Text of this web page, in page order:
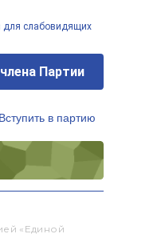
для слабовидящих
Партии
Вступить в партию
«Единой